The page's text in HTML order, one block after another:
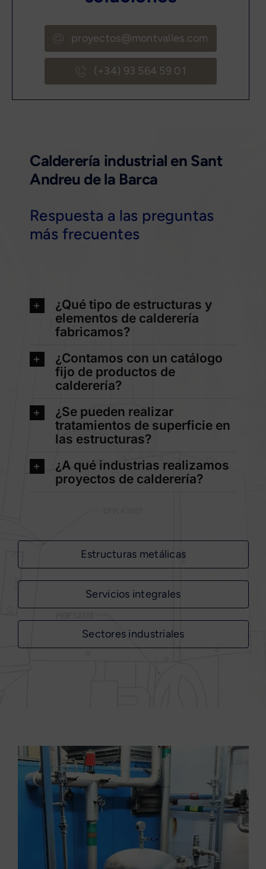
proyectos@montvalles.com
(+34) 93 564 59 01
Calderería industrial en Sant
Andreu de la Barca
Respuesta a las preguntas
más frecuentes
¿Qué tipo de estructuras y
elementos de calderería
fabricamos?
¿Contamos con un catálogo
fijo de productos de
calderería?
¿Se pueden realizar
tratamientos de superficie en
las estructuras?
¿A qué industrias realizamos
proyectos de calderería?
Estructuras metálicas
Servicios integrales
Sectores industriales